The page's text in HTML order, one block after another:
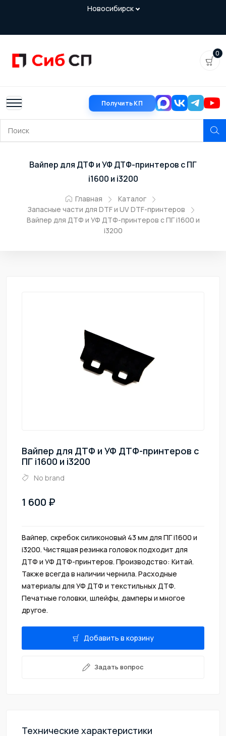
0
Получить КП
Вайпер для ДТФ и УФ ДТФ-принтеров с ПГ
i1600 и i3200
Главная
Каталог
Запасные части для DTF и UV DTF-принтеров
Вайпер для ДТФ и УФ ДТФ-принтеров с ПГ i1600 и
i3200
Вайпер для ДТФ и УФ ДТФ-принтеров с
ПГ i1600 и i3200
No brand
1 600
Вайпер, скребок силиконовый 43 мм для ПГ i1600 и
i3200. Чистящая резинка головок подходит для
ДТФ и УФ ДТФ-принтеров. Производство: Китай.
Также всегда в наличии чернила. Расходные
материалы для УФ ДТФ и текстильных ДТФ.
Печатные головки, шлейфы, дамперы и многое
другое.
Добавить в корзину
Задать вопрос
Технические характеристики